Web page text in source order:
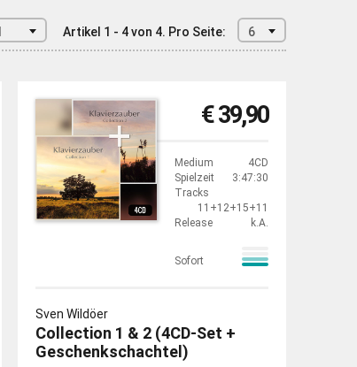
Artikel 1 - 4 von 4. Pro Seite: 6
€ 39,90
Medium
4CD
Spielzeit
3:47:30
Tracks
11+12+15+11
Release
k.A.
Sofort
Sven Wildöer
Collection 1 & 2 (4CD-Set +
Geschenk­schachtel)